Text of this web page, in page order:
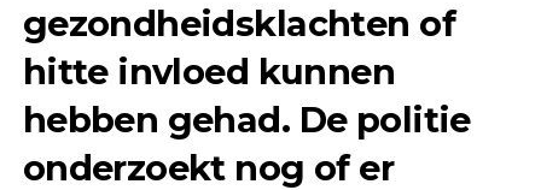
gezondheidsklachten of
hitte invloed kunnen
hebben gehad. De politie
onderzoekt nog of er